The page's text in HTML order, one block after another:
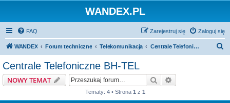
WANDEX.PL
FAQ Zaloguj się
Zarejestruj się
WANDEX Forum techniczne Telekomunikacja Centrale Telefoniczne BH-TEL
Centrale Telefoniczne BH-TEL
NOWY TEMAT Szukaj
Tematy: 4 • Strona 1 z 1